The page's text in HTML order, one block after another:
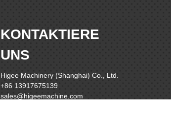
KONTAKTIERE
UNS
Higee Machinery (Shanghai) Co., Ltd.
+86 13917675139
sales@higeemachine.com